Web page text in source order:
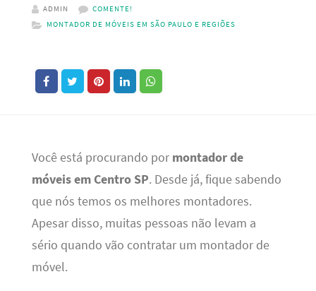
ADMIN
COMENTE!
MONTADOR DE MÓVEIS EM SÃO PAULO E REGIÕES
Você está procurando por montador de
móveis em Centro SP. Desde já, fique sabendo
que nós temos os melhores montadores.
Apesar disso, muitas pessoas não levam a
sério quando vão contratar um montador de
móvel.